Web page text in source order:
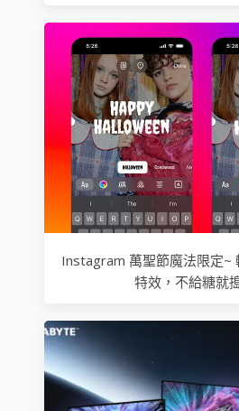
Instagram 萬聖節魔法限定~
特效，不給糖就